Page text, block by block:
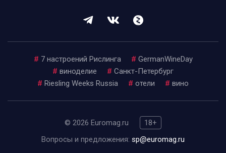
# 7 настроений Рислинга # GermanWineDay
# виноделие # Санкт-Петербург
# Riesling Weeks Russia # отели # вино
© 2026 Euromag.ru
18+
Вопросы и предложения: sp@euromag.ru